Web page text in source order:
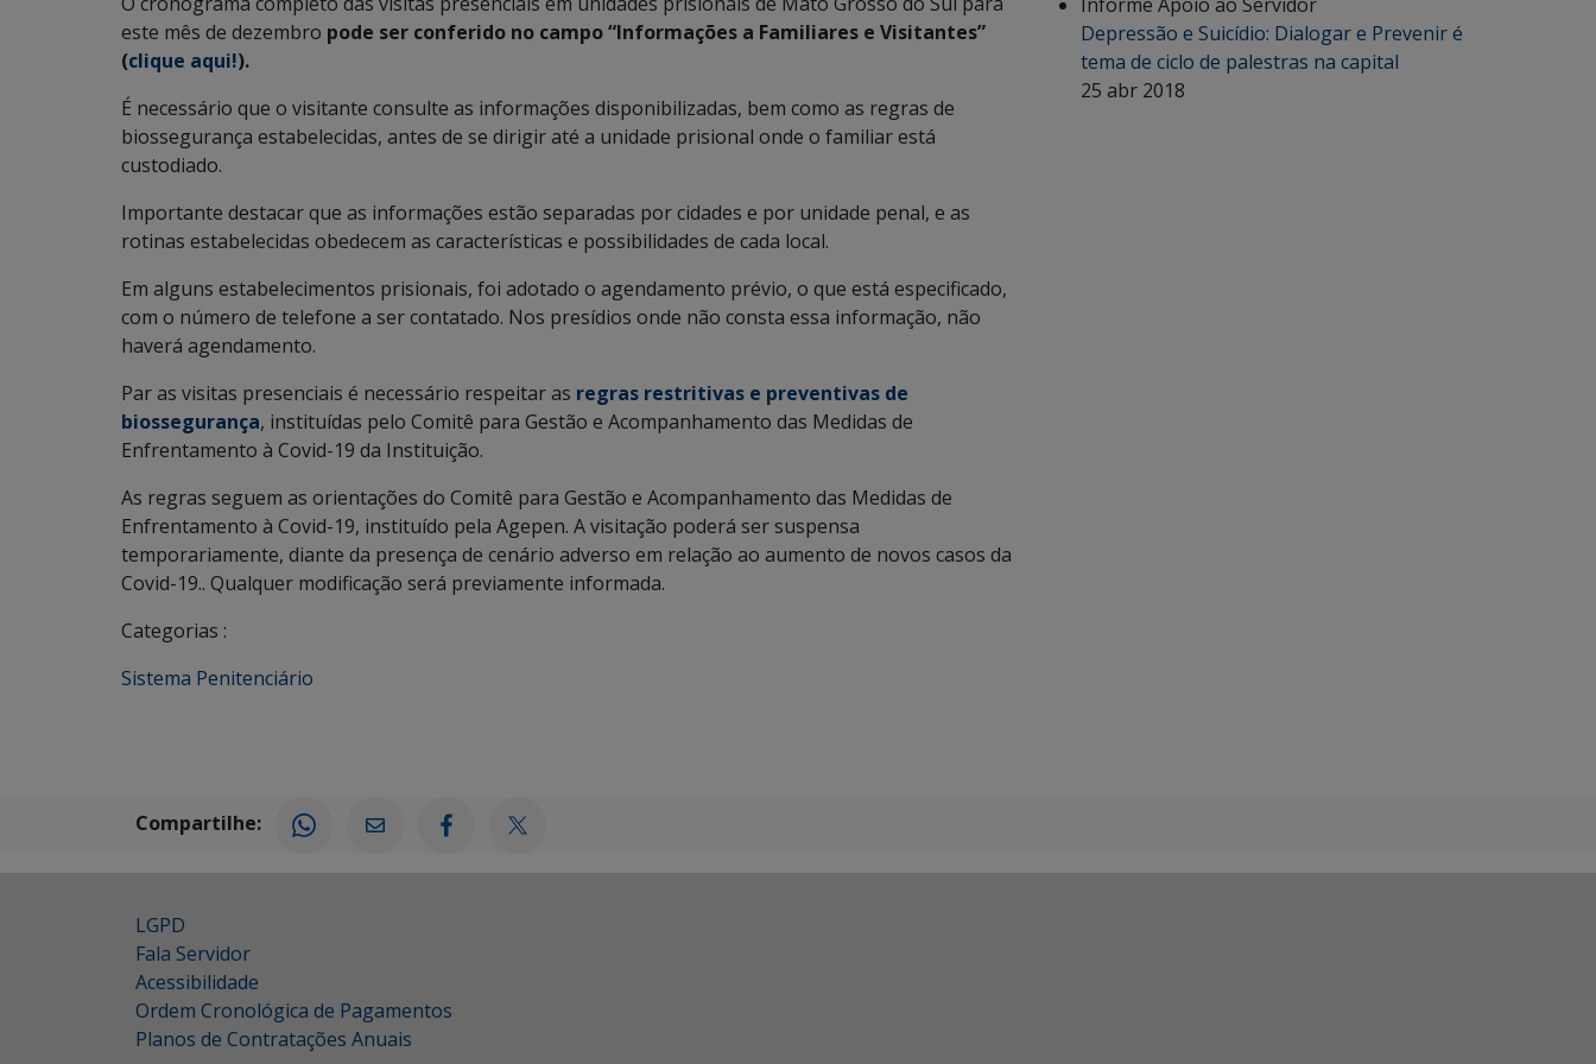
este mês de dezembro pode ser conferido no campo “Informações a Familiares e Visitantes”
(clique aqui!).
É necessário que o visitante consulte as informações disponibilizadas, bem como as regras de
biossegurança estabelecidas, antes de se dirigir até a unidade prisional onde o familiar está
custodiado.
Importante destacar que as informações estão separadas por cidades e por unidade penal, e as
rotinas estabelecidas obedecem as características e possibilidades de cada local.
Em alguns estabelecimentos prisionais, foi adotado o agendamento prévio, o que está especificado,
com o número de telefone a ser contatado. Nos presídios onde não consta essa informação, não
haverá agendamento.
Par as visitas presenciais é necessário respeitar as regras restritivas e preventivas de
biossegurança, instituídas pelo Comitê para Gestão e Acompanhamento das Medidas de
Enfrentamento à Covid-19 da Instituição.
As regras seguem as orientações do Comitê para Gestão e Acompanhamento das Medidas de
Enfrentamento à Covid-19, instituído pela Agepen. A visitação poderá ser suspensa
temporariamente, diante da presença de cenário adverso em relação ao aumento de novos casos da
Covid-19.. Qualquer modificação será previamente informada.
Categorias :
Sistema Penitenciário
Depressão e Suicídio: Dialogar e Prevenir é
tema de ciclo de palestras na capital
25 abr 2018
Compartilhe:
LGPD
Fala Servidor
Acessibilidade
Ordem Cronológica de Pagamentos
Planos de Contratações Anuais